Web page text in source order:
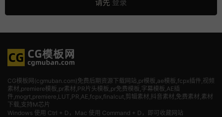
请先 登录
CG模板网(cgmuban.com)免费后期资源下载网站,pr模板,ae模板,fcpx插件,视频
素材 ,premiere模板,pr素材,PR片头模板,pr免费模板,字幕模板,AE插
件,mogrt,premiere,LUT,PR,AE,fcpx,finalcut,剪辑素材,抖音素材,免费素材,素材
下载,支持M芯片
Windows 使用 Ctrl + D，Mac 使用 Command + D，即可收藏网站